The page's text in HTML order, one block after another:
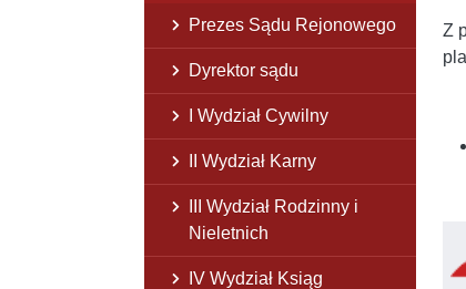
Z
Prezes Sądu Rejonowego
Dyrektor sądu
I Wydział Cywilny
II Wydział Karny
III Wydział Rodzinny i
Nieletnich
IV Wydział Ksiąg